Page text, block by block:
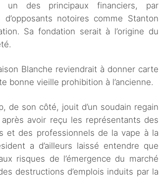
des principaux financiers, par
notoires comme Stanton
Sa fondation serait à l’origine du
Blanche reviendrait à donner carte
bonne vieille prohibition à l’ancienne.
de son côté, jouit d’un soudain regain
avoir reçu les représentants des
et des professionnels de la vape à la
a d’ailleurs laissé entendre que
risques de l’émergence du marché
destructions d’emplois induits par la